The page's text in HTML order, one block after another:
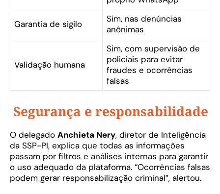
Garantia de sigilo
Sim, nas denúncias
anônimas
Validação humana
Sim, com supervisão de
policiais para evitar
fraudes e ocorrências
falsas
Segurança e responsabilidade
O delegado Anchieta Nery, diretor de Inteligência
da SSP-PI, explica que todas as informações
passam por filtros e análises internas para garantir
o uso adequado da plataforma. “Ocorrências falsas
podem gerar responsabilização criminal”, alertou.